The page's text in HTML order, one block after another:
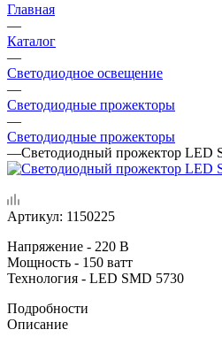
Главная
—
Каталог
—
Светодиодное освещение
—
Светодиодные прожекторы
—
Светодиодные прожекторы
—Светодиодный прожектор LED
Артикул: 1150225
Напряжение - 220 В
Мощность - 150 ватт
Технология - LED SMD 5730
Подробности
Описание